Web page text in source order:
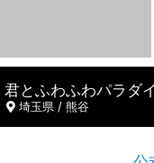
君とふわふわパラダ
埼玉県 / 熊谷